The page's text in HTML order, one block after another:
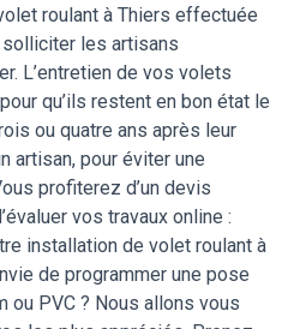
roulant à Thiers effectuée
solliciter les artisans
L’entretien de vos volets
qu’ils restent en bon état le
ou quatre ans après leur
artisan, pour éviter une
profiterez d’un devis
vos travaux online :
installation de volet roulant à
de programmer une pose
ou PVC ? Nous allons vous